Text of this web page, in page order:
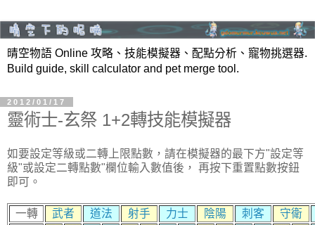
晴空物語 Online 攻略、技能模擬器、配點分析、寵物挑選器.
Build guide, skill calculator and pet merge tool.
2012/01/17
靈術士-玄祭 1+2轉技能模擬器
如要設定等級或二轉上限點數，請在模擬器的最下方"設定等
級"或設定二轉點數"欄位輸入數值後， 再按下重置點數按鈕
即可。
一轉 武者 道法 射手 力士 陰陽 刺客 守衛